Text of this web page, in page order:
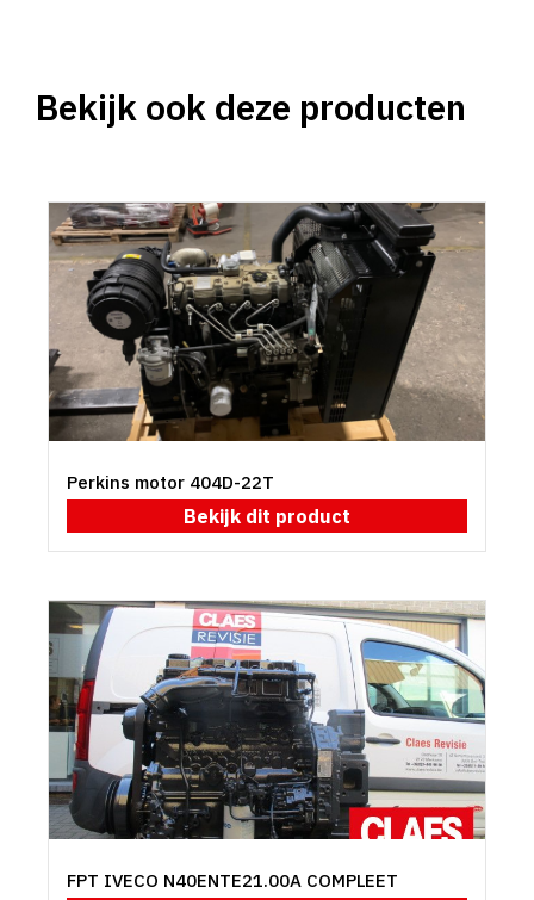
Bekijk ook deze producten
Perkins motor 404D-22T
Bekijk dit product
FPT IVECO N40ENTE21.00A COMPLEET